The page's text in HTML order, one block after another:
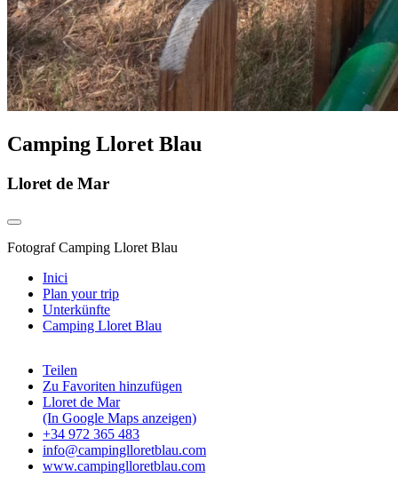
Camping Lloret Blau
Lloret de Mar
FotografCamping Lloret Blau
Inici
Plan your trip
Unterkünfte
Camping Lloret Blau
Teilen
Zu Favoriten hinzufügen
Lloret de Mar
(In Google Maps anzeigen)
+34 972 365 483
info@campinglloretblau.com
www.campinglloretblau.com